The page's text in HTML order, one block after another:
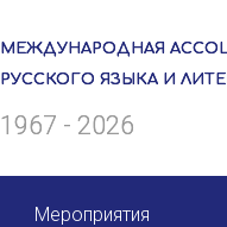
МЕЖДУНАРОДНАЯ
РУССКОГО ЯЗЫКА И
1967 - 2026
Мероприятия